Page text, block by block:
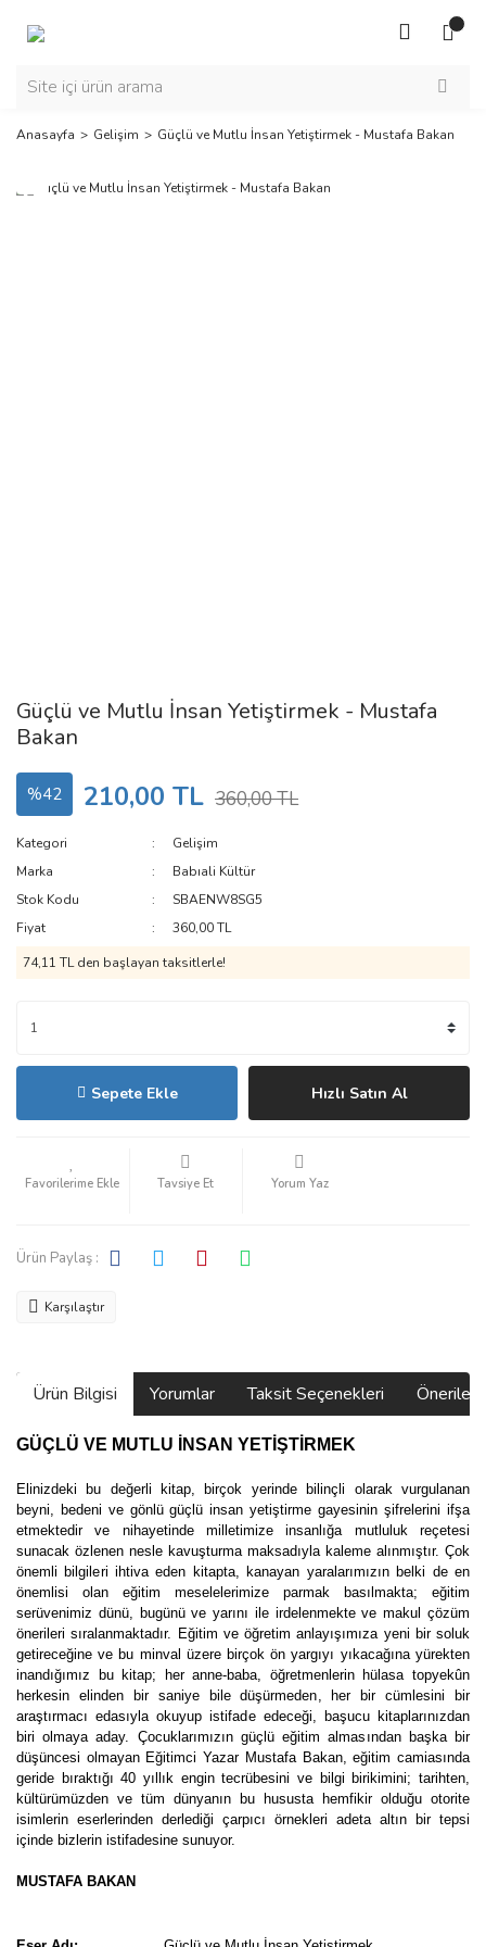
Anasayfa Gelişim Güçlü ve Mutlu İnsan Yetiştirmek - Mustafa Bakan
Güçlü ve Mutlu İnsan Yetiştirmek - Mustafa
Bakan
%42 210,00 TL 360,00 TL
Kategori
Gelişim
Marka
Babıali Kültür
Stok Kodu
SBAENW8SG5
Fiyat
360,00 TL
74,11 TL den başlayan taksitlerle!
Sepete Ekle Hızlı Satın Al
Tavsiye Et Yorum Yaz
Ürün Paylaş :
Karşılaştır
Ürün Bilgisi Yorumlar Taksit Seçenekleri
GÜÇLÜ VE MUTLU İNSAN YETİŞTİRMEK
Elinizdeki bu değerli kitap, birçok yerinde bilinçli olarak vurgulanan
beyni, bedeni ve gönlü güçlü insan yetiştirme gayesinin şifrelerini ifşa
etmektedir ve nihayetinde milletimize insanlığa mutluluk reçetesi
sunacak özlenen nesle kavuşturma maksadıyla kaleme alınmıştır. Çok
önemli bilgileri ihtiva eden kitapta, kanayan yaralarımızın belki de en
önemlisi olan eğitim meselelerimize parmak basılmakta; eğitim
serüvenimiz dünü, bugünü ve yarını ile irdelenmekte ve makul çözüm
önerileri sıralanmaktadır. Eğitim ve öğretim anlayışımıza yeni bir soluk
getireceğine ve bu minval üzere birçok ön yargıyı yıkacağına yürekten
inandığımız bu kitap; her anne-baba, öğretmenlerin hülasa topyekûn
herkesin elinden bir saniye bile düşürmeden, her bir cümlesini bir
araştırmacı edasıyla okuyup istifade edeceği, başucu kitaplarınızdan
biri olmaya aday. Çocuklarımızın güçlü eğitim almasından başka bir
düşüncesi olmayan Eğitimci Yazar Mustafa Bakan, eğitim camiasında
geride bıraktığı 40 yıllık engin tecrübesini ve bilgi birikimini; tarihten,
kültürümüzden ve tüm dünyanın bu hususta hemfikir olduğu otorite
isimlerin eserlerinden derlediği çarpıcı örnekleri adeta altın bir tepsi
içinde bizlerin istifadesine sunuyor.
MUSTAFA BAKAN